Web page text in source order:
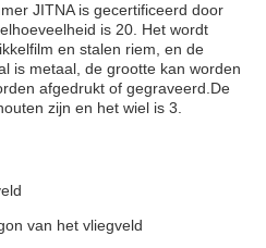
JITNA is gecertificeerd door
is 20. Het wordt
en stalen riem, en de
is metaal, de grootte kan worden
afgedrukt of gegraveerd.De
zijn en het wiel is 3.
van het vliegveld